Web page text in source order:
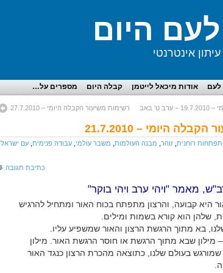
היום
אינטרנטי
לעם אודות מיכאל לייטמן קבלה היום מספרים על…
ט' באב רשימות משיעור הקבלה היומי – 27.7.2010
היומי – 21.7.2010
רוחנית זוהר מבנה העולמות משבר עולמי עבודה פנימית עם ישראל
כתיבת תגובה
מאמר "ויהי ערב ויהי בוקר"
היא קבועה, והרצון מתפתח בכוח האור ומתחיל להרגיש
שלהן הוא קורא בשמות ומילים.
בא מתוך הרגשת הרצון והאור שמשפיע עליו.
– מילון שבא מתוך הרגשת או חוסר הרגשת האור. מילון
בעולם שלנו, כתוצאה מהכרת הרצון כנגד האור